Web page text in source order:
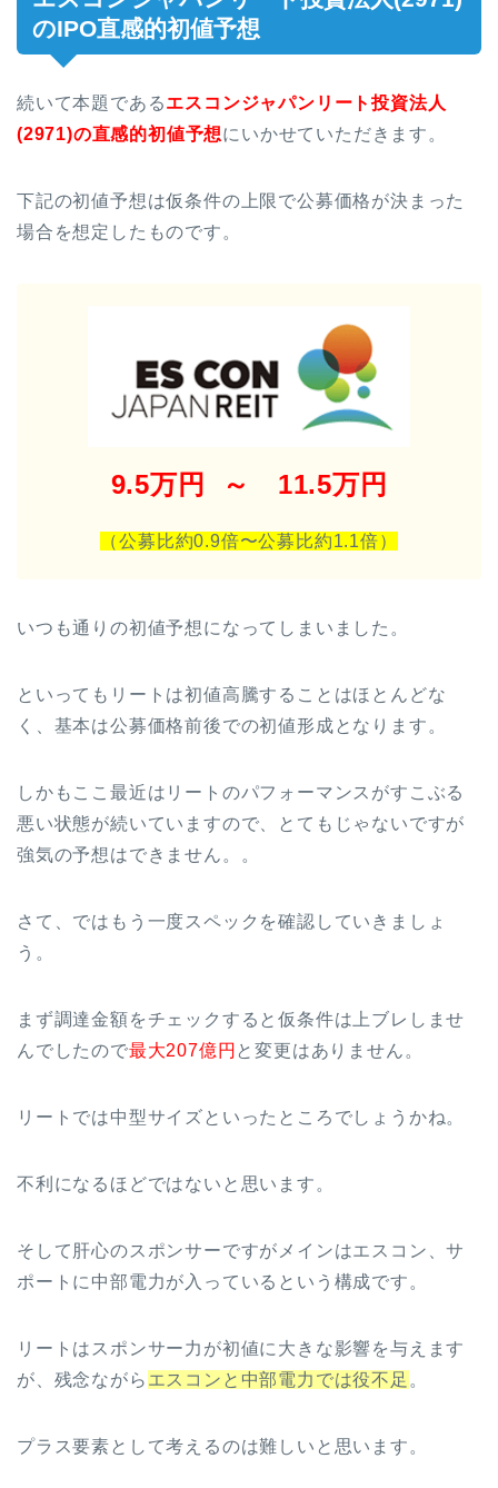
のIPO直感的初値予想
続いて本題であるエスコンジャパンリート投資法人
(2971)の直感的初値予想にいかせていただきます。
下記の初値予想は仮条件の上限で公募価格が決まった
場合を想定したものです。
9.5万円 ～ 11.5万円
（公募比約0.9倍〜公募比約1.1倍）
いつも通りの初値予想になってしまいました。
といってもリートは初値高騰することはほとんどな
く、基本は公募価格前後での初値形成となります。
しかもここ最近はリートのパフォーマンスがすこぶる
悪い状態が続いていますので、とてもじゃないですが
強気の予想はできません。。
さて、ではもう一度スペックを確認していきましょ
う。
まず調達金額をチェックすると仮条件は上ブレしませ
んでしたので最大207億円 と変更はありません。
リートでは中型サイズといったところでしょうかね。
不利になるほどではないと思います。
そして肝心のスポンサーですがメインはエスコン、サ
ポートに中部電力が入っているという構成です。
リートはスポンサー力が初値に大きな影響を与えます
が、残念ながら エスコンと中部電力では役不足 。
プラス要素として考えるのは難しいと思います。